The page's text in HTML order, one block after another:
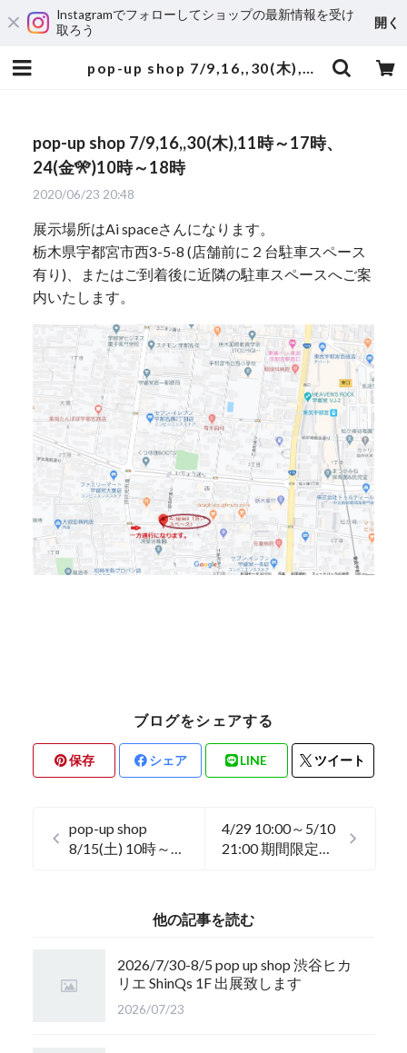
Instagramでフォローしてショップの最新情報を受け
取ろう
開く
pop-up shop 7/9,16,,30(木),11時～17時、24(金🎌)10時～18時 | yumi sumiyama
pop-up shop 7/9,16,,30(木),11時～17時、
24(金🎌)10時～18時
2020/06/23 20:48
展示場所はAi spaceさんになります。
栃木県宇都宮市西3-5-8 (店舗前に２台駐車スペース
有り)、またはご到着後に近隣の駐車スペースへご案
内いたします。
ブログをシェアする
保存 シェア LINE ツイート
pop-up shop
8/15(土) 10時～18
4/29 10:00～5/10
21:00 期間限定シ
します。
他の記事を読む
2026/7/30-8/5 pop up shop 渋谷ヒカ
リエ ShinQs 1F 出展致します
2026/07/23